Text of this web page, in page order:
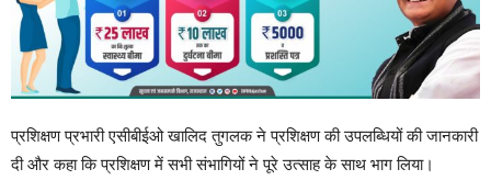
प्रशिक्षण प्रभारी एसीबीईओ खालिद तुगलक ने प्रशिक्षण की उपलब्धियों की जानकारी
दी और कहा कि प्रशिक्षण में सभी संभागियों ने पूरे उत्साह के साथ भाग लिया।